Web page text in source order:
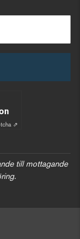
⇗
till mottagande